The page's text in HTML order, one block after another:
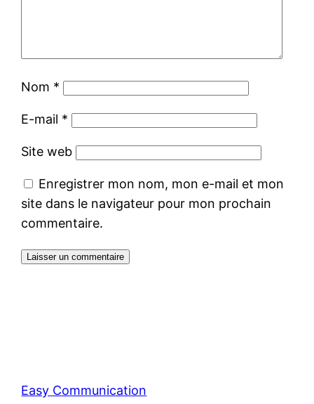
Nom *
E-mail *
Site web
Enregistrer mon nom, mon e-mail et mon
site dans le navigateur pour mon prochain
commentaire.
Easy Communication